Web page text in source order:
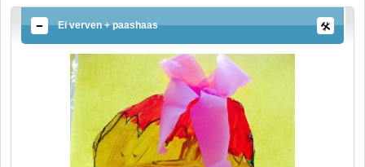
Ei verven + paashaas